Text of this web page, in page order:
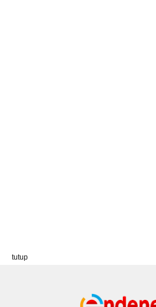
tutup